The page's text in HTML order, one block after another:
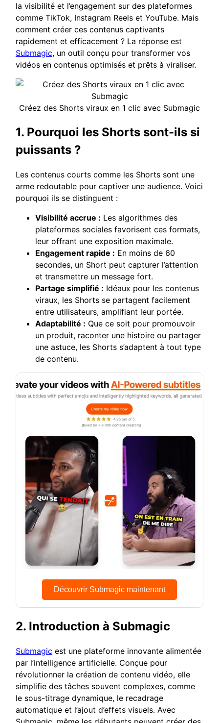
la visibilité et l’engagement sur des plateformes
comme TikTok, Instagram Reels et YouTube. Mais
comment créer ces contenus captivants
rapidement et efficacement ? La réponse est
Submagic, un outil conçu pour transformer vos
vidéos en contenus optimisés et prêts à viraliser.
Créez des Shorts viraux en 1 clic avec Submagic
1. Pourquoi les Shorts sont-ils si
puissants ?
Les contenus courts comme les Shorts sont une
arme redoutable pour captiver une audience. Voici
pourquoi ils se distinguent :
Visibilité accrue : Les algorithmes des
plateformes sociales favorisent ces formats,
leur offrant une exposition maximale.
Engagement rapide : En moins de 60
secondes, un Short peut capturer l’attention
et transmettre un message fort.
Partage simplifié : Idéaux pour les contenus
viraux, les Shorts se partagent facilement
entre utilisateurs, amplifiant leur portée.
Adaptabilité : Que ce soit pour promouvoir
un produit, raconter une histoire ou partager
une astuce, les Shorts s’adaptent à tout type
de contenu.
Découvrir Submagic maintenant
2. Introduction à Submagic
Submagic est une plateforme innovante alimentée
par l’intelligence artificielle. Conçue pour
révolutionner la création de contenu vidéo, elle
simplifie des tâches souvent complexes, comme
le sous-titrage dynamique, le recadrage
automatique et l’ajout d’effets visuels. Avec